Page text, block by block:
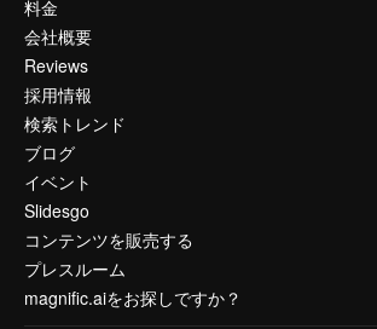
料金
会社概要
Reviews
採用情報
検索トレンド
ブログ
イベント
Slidesgo
コンテンツを販売する
プレスルーム
magnific.aiをお探しですか？